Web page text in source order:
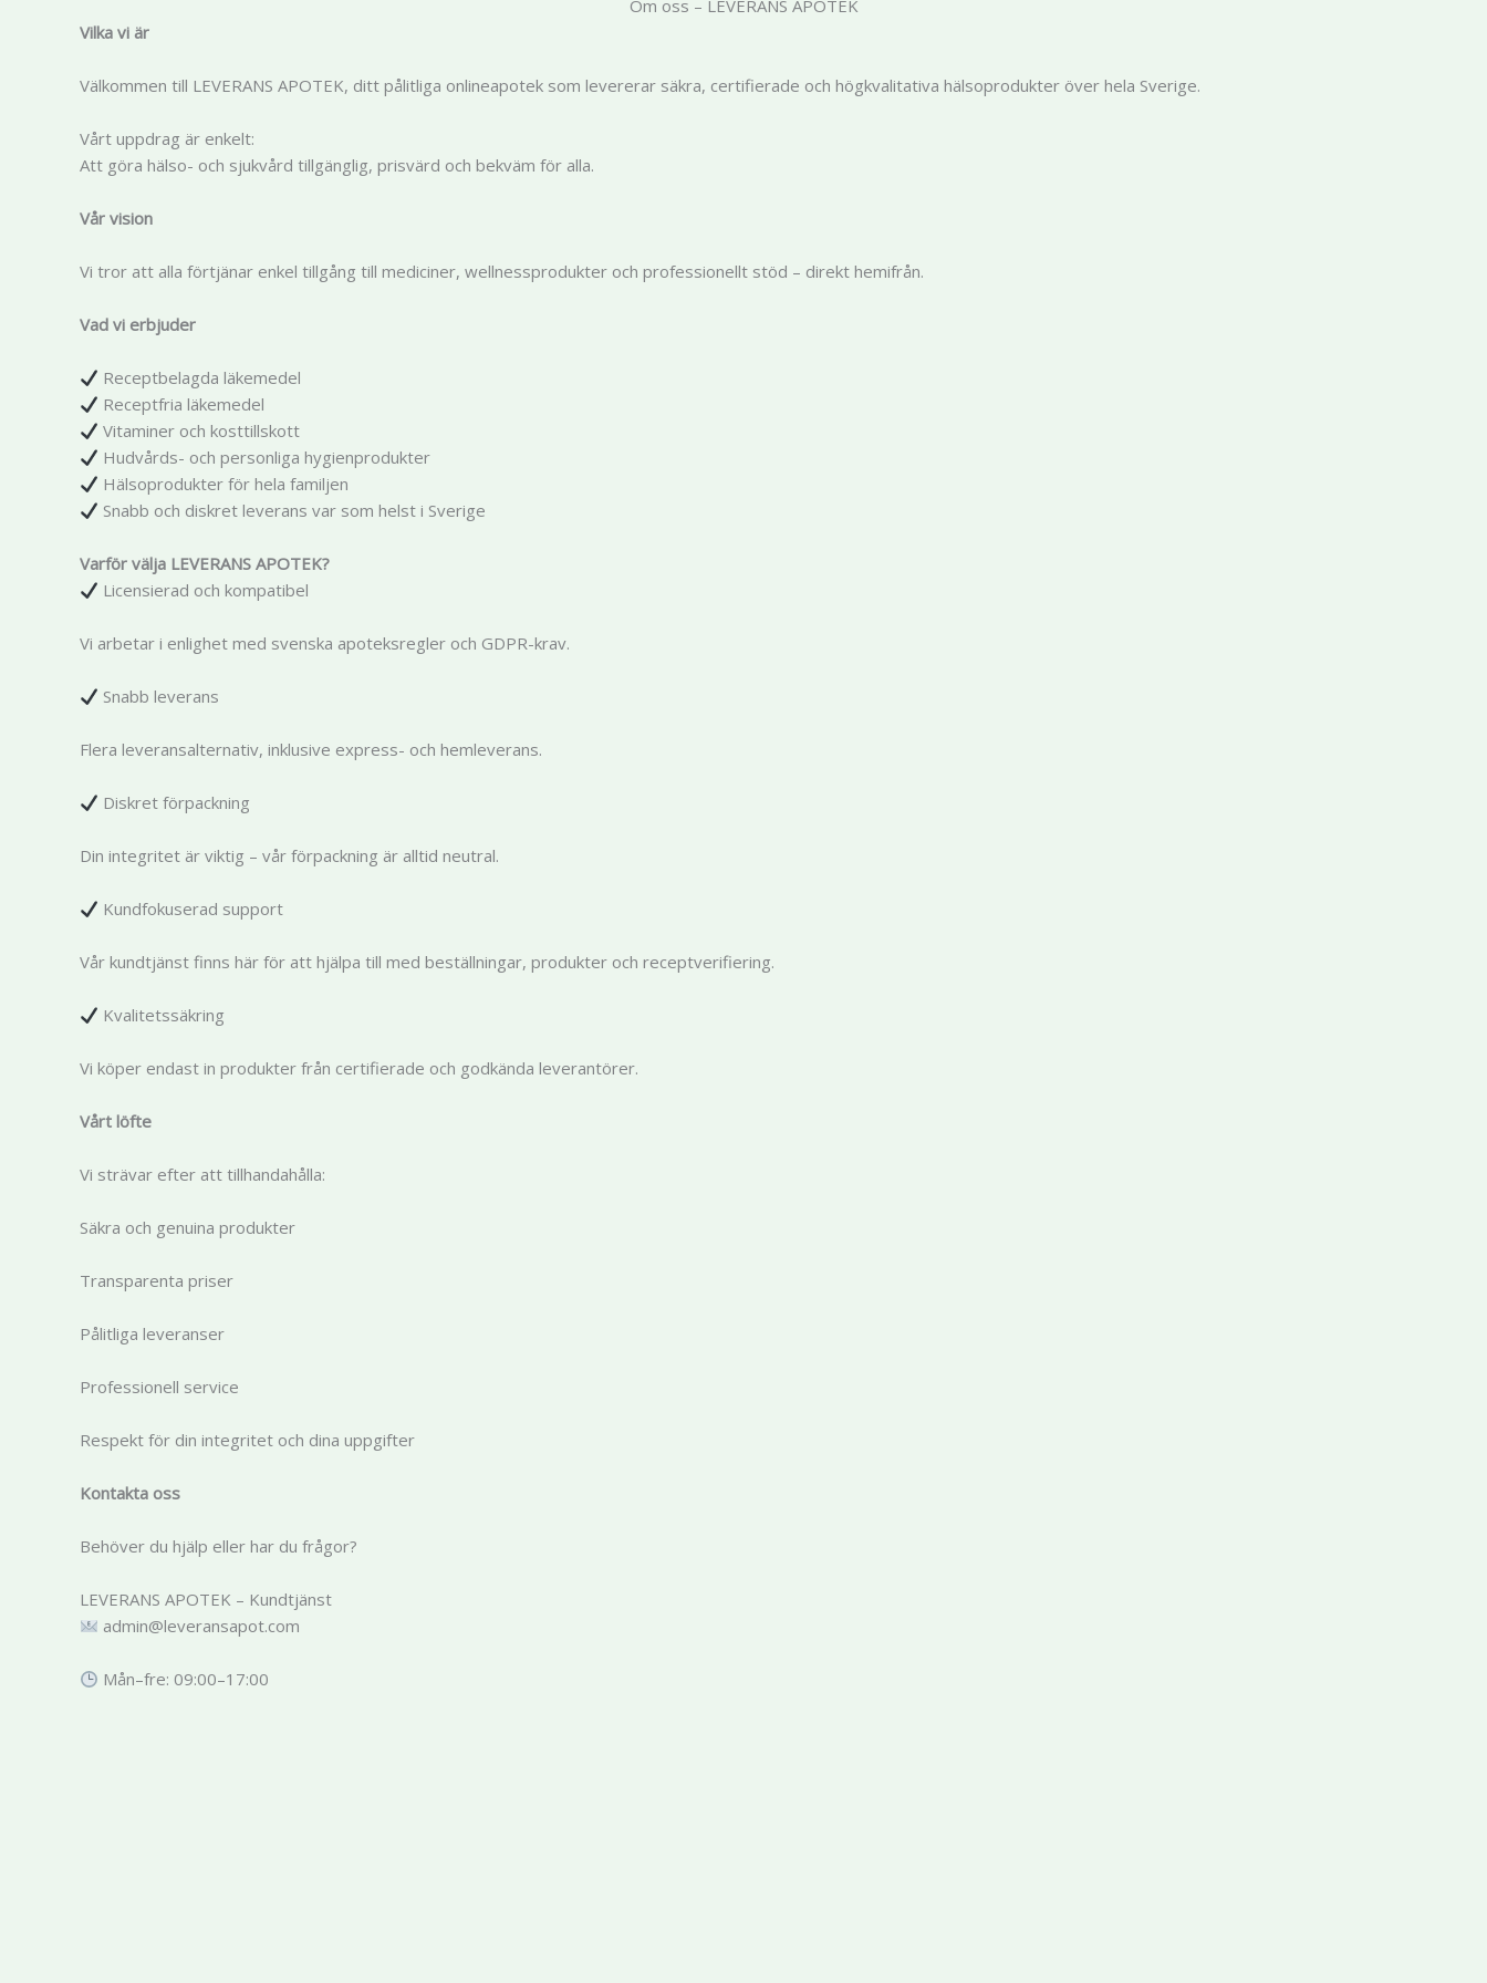
Om oss – LEVERANS APOTEK
Vilka vi är
Välkommen till LEVERANS APOTEK, ditt pålitliga onlineapotek som levererar säkra, certifierade och högkvalitativa hälsoprodukter över hela Sverige.
Vårt uppdrag är enkelt:
Att göra hälso- och sjukvård tillgänglig, prisvärd och bekväm för alla.
Vår vision
Vi tror att alla förtjänar enkel tillgång till mediciner, wellnessprodukter och professionellt stöd – direkt hemifrån.
Vad vi erbjuder
Receptbelagda läkemedel
Receptfria läkemedel
Vitaminer och kosttillskott
Hudvårds- och personliga hygienprodukter
Hälsoprodukter för hela familjen
Snabb och diskret leverans var som helst i Sverige
Varför välja LEVERANS APOTEK?
Licensierad och kompatibel
Vi arbetar i enlighet med svenska apoteksregler och GDPR-krav.
Snabb leverans
Flera leveransalternativ, inklusive express- och hemleverans.
Diskret förpackning
Din integritet är viktig – vår förpackning är alltid neutral.
Kundfokuserad support
Vår kundtjänst finns här för att hjälpa till med beställningar, produkter och receptverifiering.
Kvalitetssäkring
Vi köper endast in produkter från certifierade och godkända leverantörer.
Vårt löfte
Vi strävar efter att tillhandahålla:
Säkra och genuina produkter
Transparenta priser
Pålitliga leveranser
Professionell service
Respekt för din integritet och dina uppgifter
Kontakta oss
Behöver du hjälp eller har du frågor?
LEVERANS APOTEK – Kundtjänst
admin@leveransapot.com
Mån–fre: 09:00–17:00